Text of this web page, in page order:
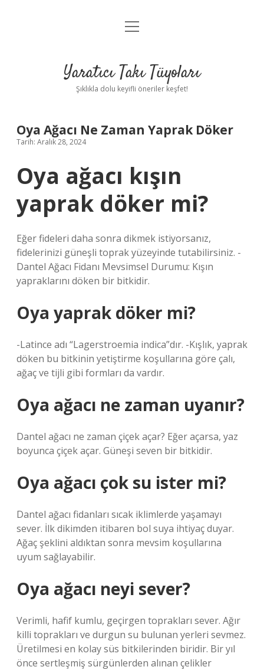
Anasayfa
Yasal Uyarı
menüyü
Yaratıcı Takı Tüyoları
Şıklıkla dolu keyifli öneriler keşfet!
Oya Ağacı Ne Zaman Yaprak Döker
Tarih: Aralık 28, 2024
Oya ağacı kışın
yaprak döker mi?
Eğer fideleri daha sonra dikmek istiyorsanız,
fidelerinizi güneşli toprak yüzeyinde tutabilirsiniz. -
Dantel Ağacı Fidanı Mevsimsel Durumu: Kışın
yapraklarını döken bir bitkidir.
Oya yaprak döker mi?
-Latince adı “Lagerstroemia indica”dır. -Kışlık, yaprak
döken bu bitkinin yetiştirme koşullarına göre çalı,
ağaç ve tijli gibi formları da vardır.
Oya ağacı ne zaman uyanır?
Dantel ağacı ne zaman çiçek açar? Eğer açarsa, yaz
boyunca çiçek açar. Güneşi seven bir bitkidir.
Oya ağacı çok su ister mi?
Dantel ağacı fidanları sıcak iklimlerde yaşamayı
sever. İlk dikimden itibaren bol suya ihtiyaç duyar.
Ağaç şeklini aldıktan sonra mevsim koşullarına
uyum sağlayabilir.
Oya ağacı neyi sever?
Verimli, hafif kumlu, geçirgen toprakları sever. Ağır
killi toprakları ve durgun su bulunan yerleri sevmez.
Üretilmesi en kolay süs bitkilerinden biridir. Bir yıl
önce sertleşmiş sürgünlerden alınan çelikler